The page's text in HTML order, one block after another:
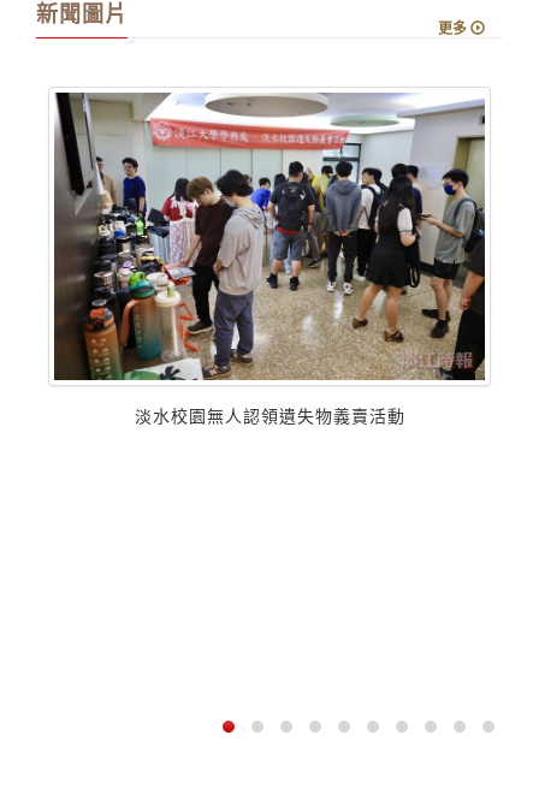
淡水校園無人認領遺失物義賣活動